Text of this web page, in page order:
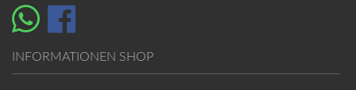
INFORMATIONEN SHOP